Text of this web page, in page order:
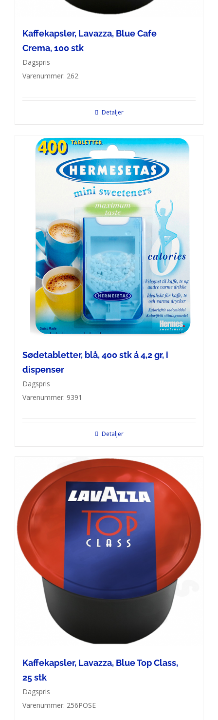
Kaffekapsler, Lavazza, Blue Cafe
Crema, 100 stk
Dagspris
Varenummer: 262
Detaljer
Sødetabletter, blå, 400 stk á 4,2 gr, i
dispenser
Dagspris
Varenummer: 9391
Detaljer
Kaffekapsler, Lavazza, Blue Top Class,
25 stk
Dagspris
Varenummer: 256POSE